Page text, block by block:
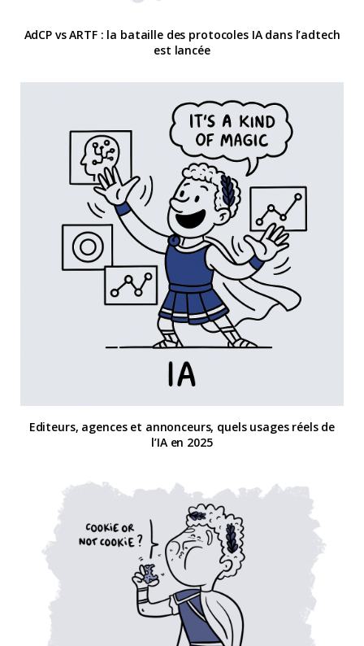
AdCP vs ARTF : la bataille des protocoles IA dans l’adtech
est lancée
Editeurs, agences et annonceurs, quels usages réels de
l’IA en 2025